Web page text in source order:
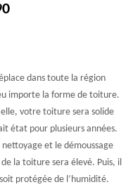
dans toute la région
importe la forme de toiture.
votre toiture sera solide
état pour plusieurs années.
et le démoussage
la toiture sera élevé. Puis, il
protégée de l’humidité.